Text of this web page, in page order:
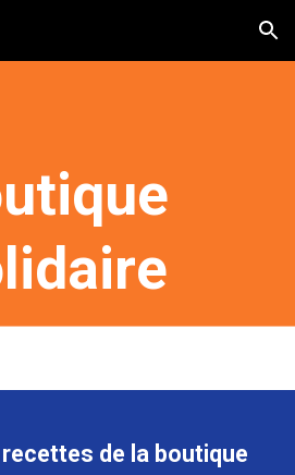
Skip to navigation
de la boutique